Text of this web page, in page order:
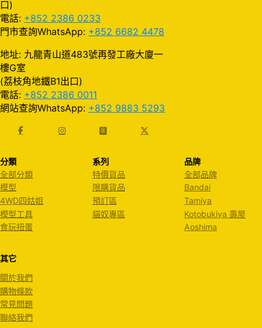
口)
電話: +852 2386 0233
門市查詢WhatsApp: +852 6682 4478
地址: 九龍青山道483號再發工廠大廈一
樓G室
(荔枝角地鐵B1出口)
電話: +852 2386 0011
網站查詢WhatsApp: +852 9883 5293
分類
全部分類
模型
4WD四姑姐
模型工具
食玩扭蛋
系列
特價貨品
限購貨品
預訂區
貓奴專區
品牌
全部品牌
Bandai
Tamiya
Kotobukiya 壽屋
Aoshima
其它
關於我們
購物條款
常見問題
聯絡我們